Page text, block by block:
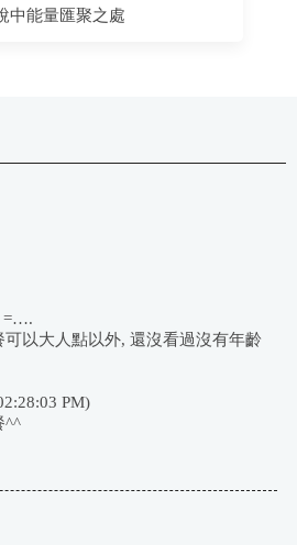
中能量匯聚之處
=….
以大人點以外, 還沒看過沒有年齡
PM)
^^